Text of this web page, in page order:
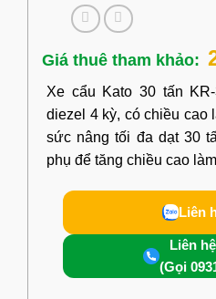
Xe cẩu Kato 30 tấn
diezel 4 kỳ, có chiều cao
sức nâng tối đa dạt 30
phụ để tăng chiều cao
Liên
Liên
(Gọi